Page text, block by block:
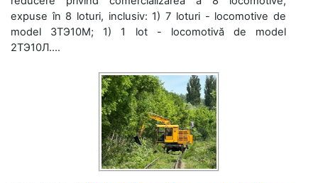
expuse în 8 loturi, inclusiv: 1) 7 loturi - locomotive de
model 3ТЭ10М; 1) 1 lot - locomotivă de model
2ТЭ10Л....